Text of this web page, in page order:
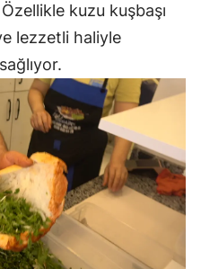
kuzu kuşbaşı
lezzetli haliyle